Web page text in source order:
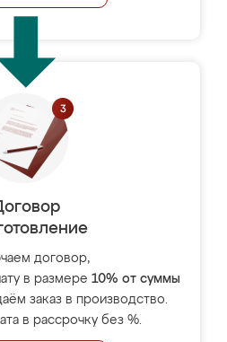
договор,
в размере 10% от суммы
заказ в производство.
в рассрочку без %.